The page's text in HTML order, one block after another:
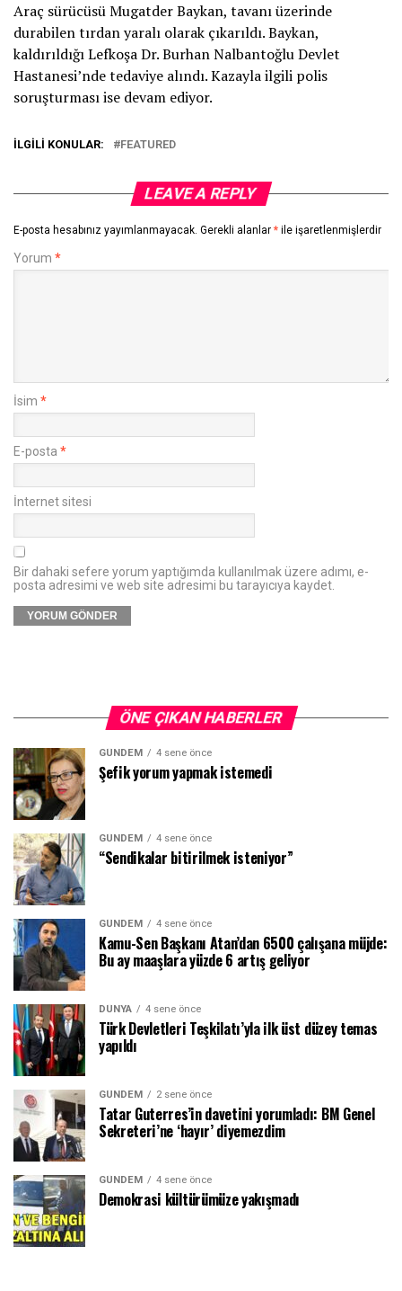
Araç sürücüsü Mugatder Baykan, tavanı üzerinde
durabilen tırdan yaralı olarak çıkarıldı. Baykan,
kaldırıldığı Lefkoşa Dr. Burhan Nalbantoğlu Devlet
Hastanesi’nde tedaviye alındı. Kazayla ilgili polis
soruşturması ise devam ediyor.
İLGILI KONULAR: FEATURED
LEAVE A REPLY
E-posta hesabınız yayımlanmayacak. Gerekli alanlar * ile işaretlenmişlerdir
Yorum *
İsim *
E-posta *
İnternet sitesi
Bir dahaki sefere yorum yaptığımda kullanılmak üzere adımı, e-
posta adresimi ve web site adresimi bu tarayıcıya kaydet.
ÖNE ÇIKAN HABERLER
GÜNDEM 4 sene önce
Şefik yorum yapmak istemedi
GÜNDEM 4 sene önce
“Sendikalar bitirilmek isteniyor”
GÜNDEM 4 sene önce
Kamu-Sen Başkanı Atan’dan 6500 çalışana müjde:
Bu ay maaşlara yüzde 6 artış geliyor
DÜNYA 4 sene önce
Türk Devletleri Teşkilatı’yla ilk üst düzey temas
yapıldı
GÜNDEM 2 sene önce
Tatar Guterres’in davetini yorumladı: BM Genel
Sekreteri’ne ‘hayır’ diyemezdim
GÜNDEM 4 sene önce
Demokrasi kültürümüze yakışmadı